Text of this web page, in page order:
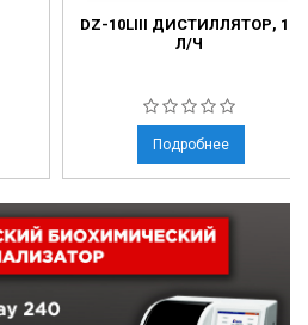
DZ-10LIII ДИСТИЛЛЯТОР, 10
Л/Ч
Подробнее